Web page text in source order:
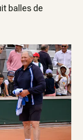
balles de